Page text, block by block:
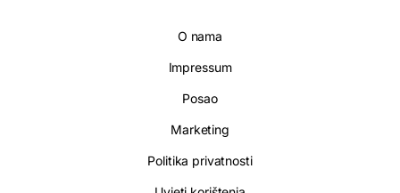
O nama
Impressum
Posao
Marketing
Politika privatnosti